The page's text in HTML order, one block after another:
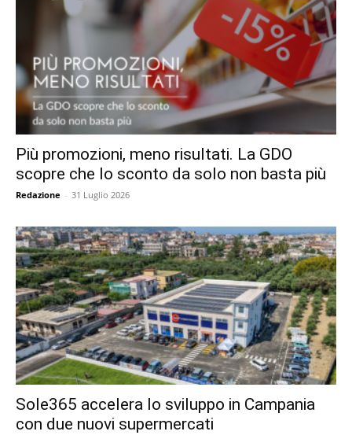
Più promozioni, meno risultati. La GDO
scopre che lo sconto da solo non basta più
Redazione - 31 Luglio 2026
Sole365 accelera lo sviluppo in Campania
con due nuovi supermercati